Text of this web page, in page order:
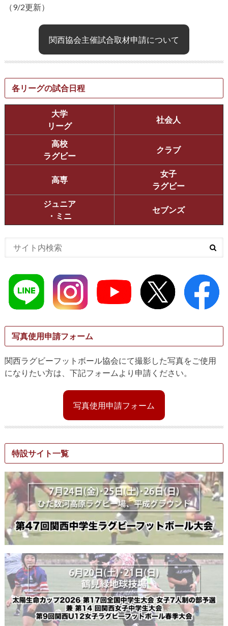
（9/2更新）
関西協会主催試合取材申請について
各リーグの試合日程
大学
リーグ
社会人
高校
ラグビー
クラブ
高専
女子
ラグビー
ジュニア
・ミニ
セブンズ
写真使用申請フォーム
関西ラグビーフットボール協会にて撮影した写真をご使用
になりたい方は、下記フォームより申請ください。
写真使用申請フォーム
特設サイト一覧